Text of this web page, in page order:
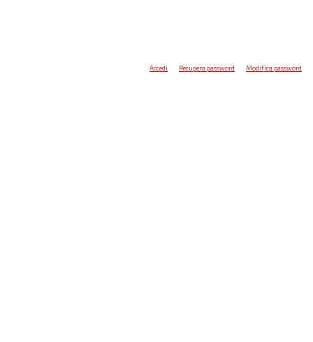
Accedi Recupera password Modifica password